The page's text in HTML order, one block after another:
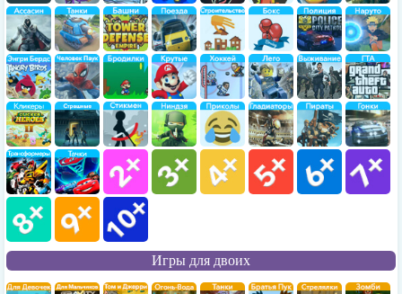
Игры для двоих